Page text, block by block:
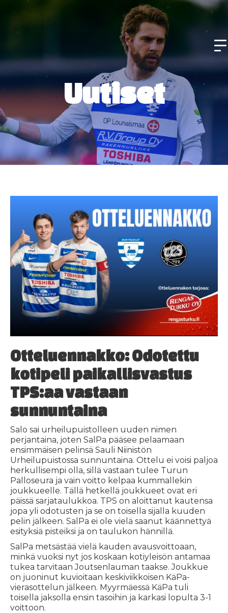
Uutiset
Otteluennakko: Odotettu
kotipeli paikallisvastus
TPS:aa vastaan
sunnuntaina
Salo sai urheilupuistolleen uuden nimen
perjantaina, joten SalPa pääsee pelaamaan
ensimmäisen pelinsä Sauli Niinistön
Urheilupuistossa sunnuntaina. Ottelu ei voisi paljoa
herkullisempi olla, sillä vastaan tulee Turun
Palloseura ja vain voitto kelpaa kummallekin
joukkueelle. Tällä hetkellä joukkueet ovat eri
päissä sarjataulukkoa. TPS on aloittanut kautensa
jopa yli odotusten ja se on toisella sijalla kuuden
pelin jälkeen. SalPa ei ole vielä saanut käännettyä
esityksiä pisteiksi ja on taulukon hännillä.
SalPa metsästää vielä kauden avausvoittoaan,
minkä vuoksi nyt jos koskaan kotiyleisön antamaa
tukea tarvitaan Joutsenlauman taakse. Joukkue
on juoninut kuvioitaan keskiviikkoisen KäPa-
vierasottelun jälkeen. Myyrmäessä KäPa tuli
toisella jaksolla ensin tasoihin ja karkasi lopulta 3-1
voittoon.